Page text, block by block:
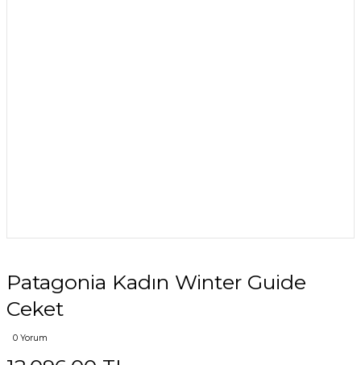
Patagonia Kadın Winter Guide
Ceket
0 Yorum